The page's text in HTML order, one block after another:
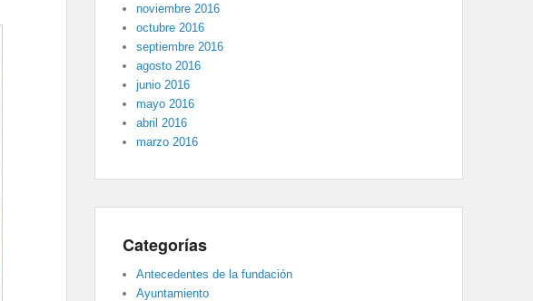
noviembre 2016
octubre 2016
septiembre 2016
agosto 2016
junio 2016
mayo 2016
abril 2016
marzo 2016
Categorías
Antecedentes de la fundación
Ayuntamiento